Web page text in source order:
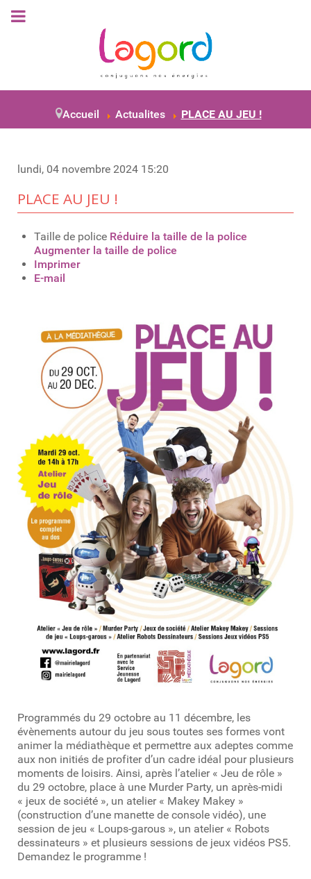
Accueil Actualites PLACE AU JEU !
lundi, 04 novembre 2024 15:20
PLACE AU JEU !
Taille de police Réduire la taille de la police
Augmenter la taille de police
Imprimer
E-mail
Programmés du 29 octobre au 11 décembre, les
évènements autour du jeu sous toutes ses formes vont
animer la médiathèque et permettre aux adeptes comme
aux non initiés de profiter d’un cadre idéal pour plusieurs
moments de loisirs. Ainsi, après l’atelier « Jeu de rôle »
du 29 octobre, place à une Murder Party, un après-midi
« jeux de société », un atelier « Makey Makey »
(construction d’une manette de console vidéo), une
session de jeu « Loups-garous », un atelier « Robots
dessinateurs » et plusieurs sessions de jeux vidéos PS5.
Demandez le programme !